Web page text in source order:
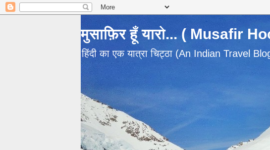
मुसाफ़िर हूँ यारो... ( Musafir
हिंदी का एक यात्रा चिट्ठा (An Indian Travel